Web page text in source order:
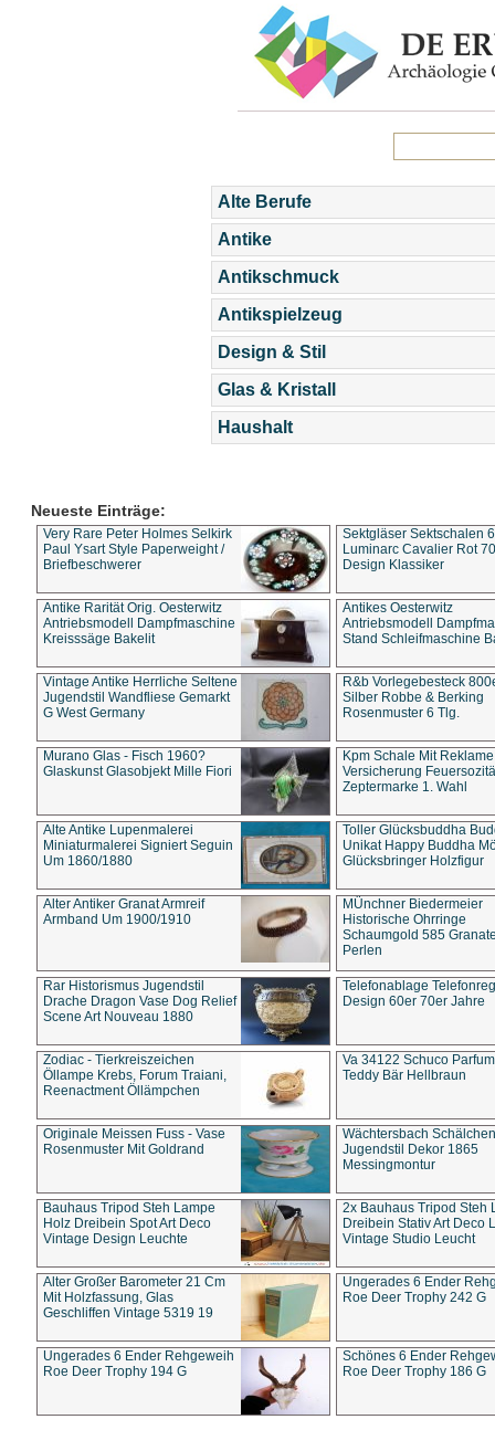
Alte Berufe
Antike
Antikschmuck
Antikspielzeug
Design & Stil
Glas & Kristall
Haushalt
Neueste Einträge:
Very Rare Peter Holmes Selkirk
Paul Ysart Style Paperweight /
Briefbeschwerer
Sektgläser Sektschalen
Luminarc Cavalier Rot
Design Klassiker
Antike Rarität Orig. Oesterwitz
Antriebsmodell Dampfmaschine
Kreisssäge Bakelit
Antikes Oesterwitz
Antriebsmodell
Stand Schleifmaschine
Vintage Antike Herrliche Seltene
Jugendstil Wandfliese Gemarkt
G West Germany
R&b Vorlegebesteck
Silber Robbe & Berking
Rosenmuster 6 Tlg.
Murano Glas - Fisch 1960?
Glaskunst Glasobjekt Mille Fiori
Kpm Schale Mit Reklame
Versicherung
Zeptermarke 1. Wahl
Alte Antike Lupenmalerei
Miniaturmalerei Signiert Seguin
Um 1860/1880
Toller Glücksbuddha
Unikat Happy Buddha
Glücksbringer Holzfigur
Alter Antiker Granat Armreif
Armband Um 1900/1910
MÜnchner Biedermeier
Historische Ohrringe
Schaumgold 585
Perlen
Rar Historismus Jugendstil
Drache Dragon Vase Dog Relief
Scene Art Nouveau 1880
Telefonablage
Design 60er 70er Jahre
Zodiac - Tierkreiszeichen
Öllampe Krebs, Forum Traiani,
Reenactment Öllämpchen
Va 34122 Schuco
Teddy Bär Hellbraun
Originale Meissen Fuss - Vase
Rosenmuster Mit Goldrand
Wächtersbach Schälchen
Jugendstil Dekor 1865
Messingmontur
Bauhaus Tripod Steh Lampe
Holz Dreibein Spot Art Deco
Vintage Design Leuchte
2x Bauhaus Tripod Steh
Dreibein Stativ Art Deco
Vintage Studio Leucht
Alter Großer Barometer 21 Cm
Mit Holzfassung, Glas
Geschliffen Vintage 5319 19
Ungerades 6 Ender
Roe Deer Trophy 242 G
Ungerades 6 Ender Rehgeweih
Roe Deer Trophy 194 G
Schönes 6 Ender
Roe Deer Trophy 186 G